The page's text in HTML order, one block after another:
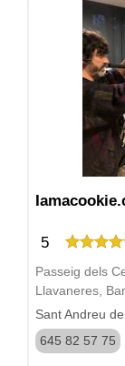
5
Passeig dels
Llavaneres,
Sant Andreu
645 82 57 75